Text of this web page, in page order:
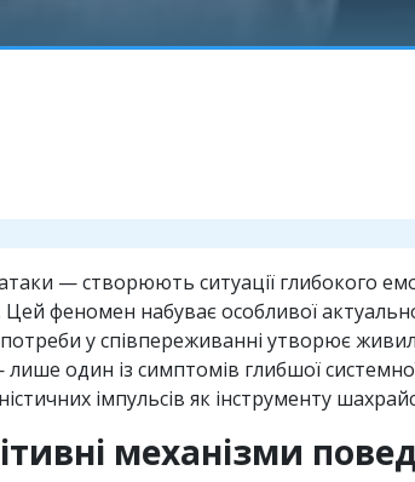
— створюють ситуації глибокого
феномен набуває особливої
у співпереживанні утворює
лише один із симптомів глибшої
імпульсів як інструменту
механізми